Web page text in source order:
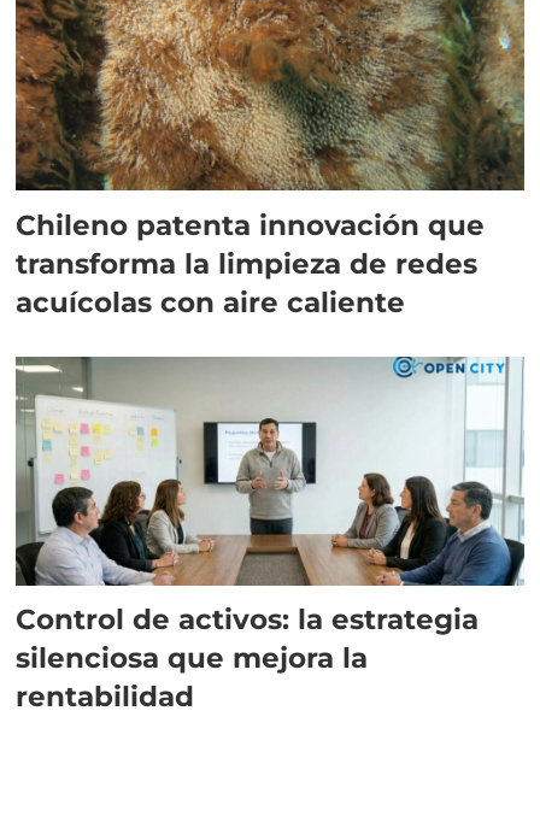
Chileno patenta innovación que
transforma la limpieza de redes
acuícolas con aire caliente
Control de activos: la estrategia
silenciosa que mejora la
rentabilidad